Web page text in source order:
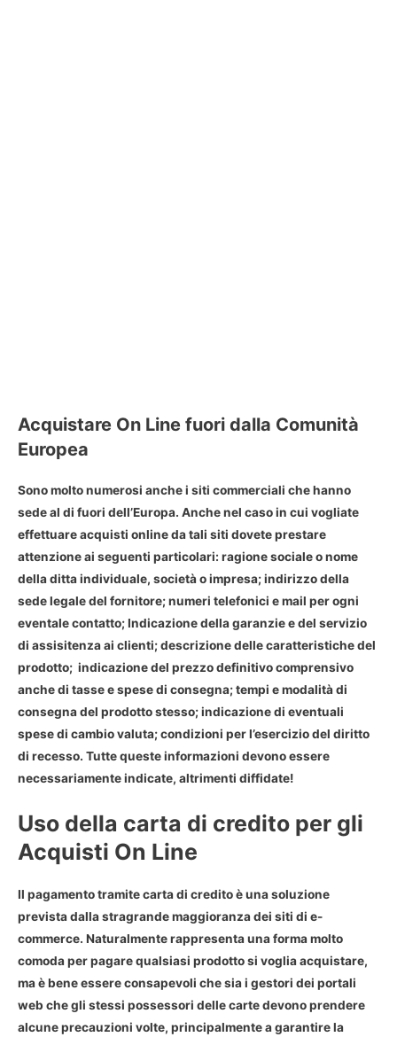
Acquistare On Line fuori dalla Comunità
Europea
Sono molto numerosi anche i siti commerciali che hanno
sede al di fuori dell’Europa. Anche nel caso in cui vogliate
effettuare acquisti onlineda tali siti dovete prestare
attenzione ai seguenti particolari: ragione sociale o nome
della ditta individuale, società o impresa; indirizzo della
sede legale del fornitore; numeri telefonici e mail per ogni
eventale contatto; Indicazione della garanzie e del servizio
di assisitenza ai clienti; descrizione delle caratteristiche del
prodotto; indicazione del prezzo definitivo comprensivo
anche di tasse e spese di consegna; tempi e modalità di
consegna del prodotto stesso; indicazione di eventuali
spese di cambio valuta; condizioni per l’esercizio del diritto
di recesso. Tutte queste informazioni devono essere
necessariamente indicate, altrimenti diffidate!
Uso della carta di credito per gli
Acquisti On Line
Il pagamento tramite carta di creditoè una soluzione
prevista dalla stragrande maggioranza dei siti di e-
commerce. Naturalmente rappresenta una forma molto
comoda per pagare qualsiasi prodotto si voglia acquistare,
ma è bene essere consapevoli che sia i gestori dei portali
web che gli stessi possessori delle carte devono prendere
alcune precauzioni volte, principalmente a garantire la